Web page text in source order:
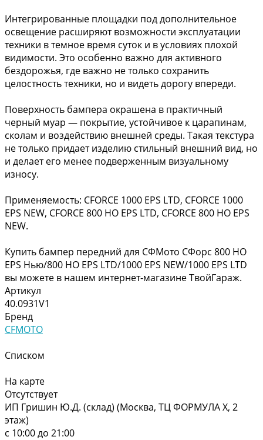
Интегрированные площадки под дополнительное
освещение расширяют возможности эксплуатации
техники в темное время суток и в условиях плохой
видимости. Это особенно важно для активного
бездорожья, где важно не только сохранить
целостность техники, но и видеть дорогу впереди.
Поверхность бампера окрашена в практичный
черный муар — покрытие, устойчивое к царапинам,
сколам и воздействию внешней среды. Такая текстура
не только придает изделию стильный внешний вид, но
и делает его менее подверженным визуальному
износу.
Применяемость: CFORCE 1000 EPS LTD, CFORCE 1000
EPS NEW, CFORCE 800 HO EPS LTD, CFORCE 800 HO EPS
NEW.
Купить бампер передний для СФМото СФорс 800 HO
EPS Нью/800 HO EPS LTD/1000 EPS NEW/1000 EPS LTD
вы можете в нашем интернет-магазине ТвойГараж.
Артикул
40.0931V1
Бренд
CFMOTO
Списком
На карте
Отсутствует
ИП Гришин Ю.Д. (склад) (Москва, ТЦ ФОРМУЛА Х, 2
этаж)
с 10:00 до 21:00